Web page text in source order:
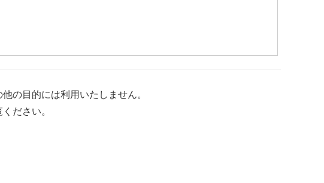
の目的には利用いたしません。
ださい。